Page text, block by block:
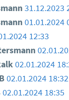
31.12.2023
01.01.2024
12:33
02.01.2024
02.01.2024 18:32
02.01.2024 18:35